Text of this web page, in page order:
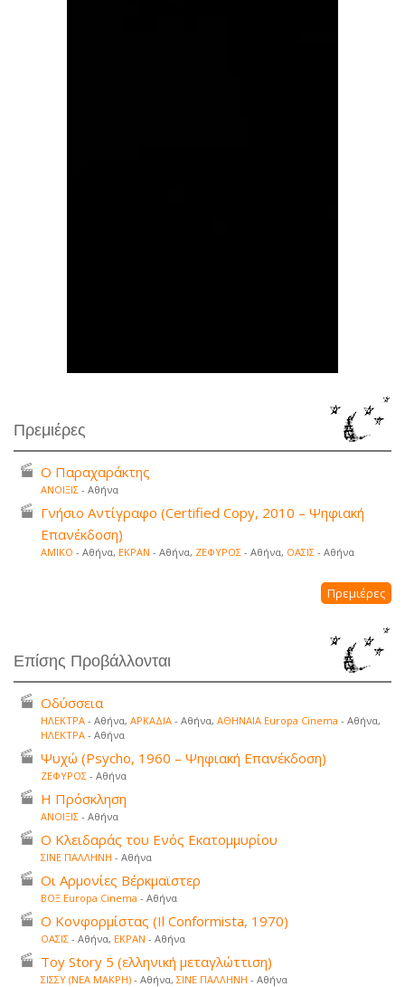
Πρεμιέρες
Ο Παραχαράκτης
ΑΝΟΙΞΙΣ - Αθήνα
Γνήσιο Αντίγραφο (Certified Copy, 2010 – Ψηφιακή
Επανέκδοση)
ΑΜΙΚΟ - Αθήνα, ΕΚΡΑΝ - Αθήνα, ΖΕΦΥΡΟΣ - Αθήνα, ΟΑΣΙΣ - Αθήνα
Πρεμιέρες
Επίσης Προβάλλονται
Οδύσσεια
ΗΛΕΚΤΡΑ - Αθήνα, ΑΡΚΑΔΙΑ - Αθήνα, ΑΘΗΝΑΙΑ Europa Cinema - Αθήνα,
ΗΛΕΚΤΡΑ - Αθήνα
Ψυχώ (Psycho, 1960 – Ψηφιακή Επανέκδοση)
ΖΕΦΥΡΟΣ - Αθήνα
Η Πρόσκληση
ΑΝΟΙΞΙΣ - Αθήνα
Ο Κλειδαράς του Ενός Εκατομμυρίου
ΣΙΝΕ ΠΑΛΛΗΝΗ - Αθήνα
Οι Αρμονίες Βέρκμαϊστερ
ΒΟΞ Europa Cinema - Αθήνα
Ο Κονφορμίστας (Il Conformista, 1970)
ΟΑΣΙΣ - Αθήνα, ΕΚΡΑΝ - Αθήνα
Toy Story 5 (ελληνική μεταγλώττιση)
ΣΙΣΣΥ (ΝΕΑ ΜΑΚΡΗ) - Αθήνα, ΣΙΝΕ ΠΑΛΛΗΝΗ - Αθήνα